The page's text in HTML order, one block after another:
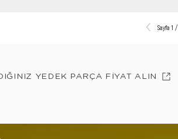
Sayfa 1 /
YEDEK PARÇA FİYAT ALIN